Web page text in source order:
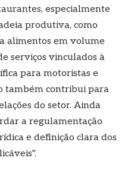
especialmente
produtiva, como
alimentos em volume
serviços vinculados à
para motoristas e
também contribui para
do setor. Ainda
a regulamentação
e definição clara dos